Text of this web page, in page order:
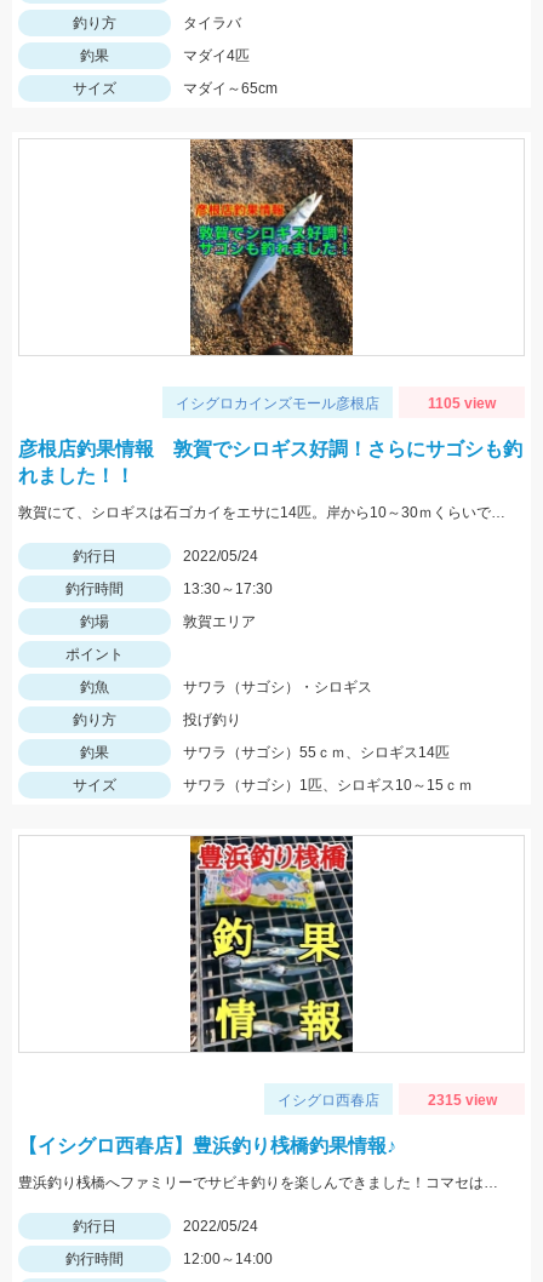
釣り方
タイラバ
釣果
マダイ4匹
サイズ
マダイ～65cm
イシグロカインズモール彦根店 1105 view
彦根店釣果情報 敦賀でシロギス好調！さらにサゴシも釣
れました！！
敦賀にて、シロギスは石ゴカイをエサに14匹。岸から10～30ｍくらいでもよく当たる。夕方にサゴシがヒット、ルアーはレンジバイブ55。
釣行日
2022/05/24
釣行時間
13:30～17:30
釣場
敦賀エリア
ポイント
釣魚
サワラ（サゴシ）・シロギス
釣り方
投げ釣り
釣果
サワラ（サゴシ）55ｃｍ、シロギス14匹
サイズ
サワラ（サゴシ）1匹、シロギス10～15ｃｍ
イシグロ西春店 2315 view
【イシグロ西春店】豊浜釣り桟橋釣果情報♪
豊浜釣り桟橋へファミリーでサビキ釣りを楽しんできました！コマセはサビキ三昧、イワシ三昧がオススメです！
釣行日
2022/05/24
釣行時間
12:00～14:00